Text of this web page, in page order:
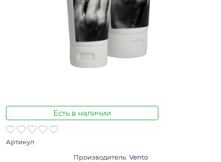
Есть в наличии
Артикул:
Производитель: Vento